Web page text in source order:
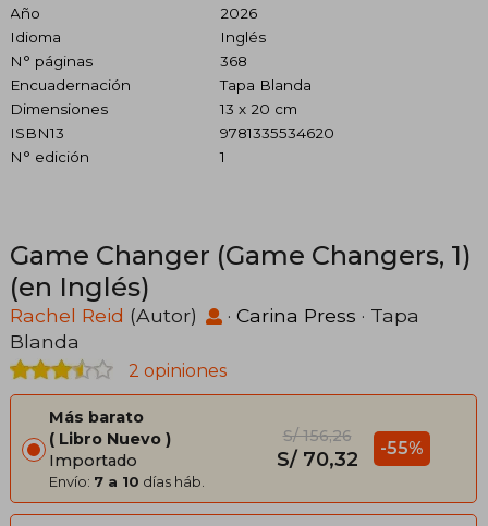
Año
2026
Idioma
Inglés
N° páginas
368
Encuadernación
Tapa Blanda
Dimensiones
13 x 20 cm
ISBN13
9781335534620
N° edición
1
Game Changer (Game Changers, 1)
(en Inglés)
Rachel Reid (Autor) · Carina Press · Tapa
Blanda
2 opiniones
Más barato
Libro Nuevo
Importado
Envío: 7 a 10 días háb.
S/ 156,26
S/ 70,32 -55%